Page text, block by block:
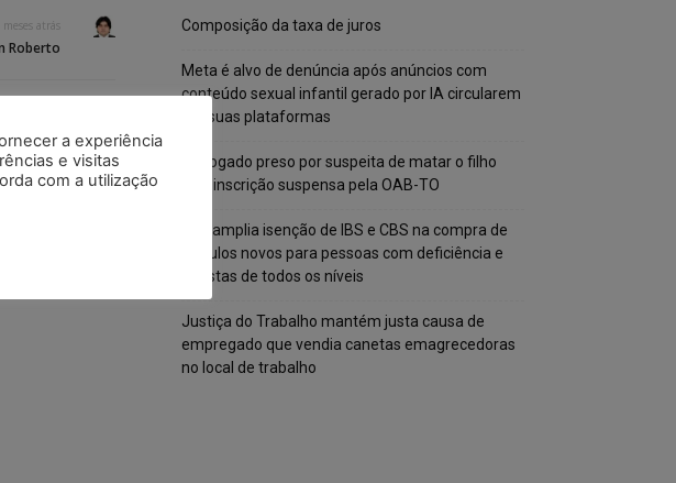
atrás
Roberto
Composição da taxa de juros
Meta é alvo de denúncia após anúncios com
conteúdo sexual infantil gerado por IA circularem
em suas plataformas
Advogado preso por suspeita de matar o filho
tem inscrição suspensa pela OAB-TO
STF amplia isenção de IBS e CBS na compra de
veículos novos para pessoas com deficiência e
autistas de todos os níveis
Justiça do Trabalho mantém justa causa de
empregado que vendia canetas emagrecedoras
no local de trabalho
a experiência
e visitas
com a utilização